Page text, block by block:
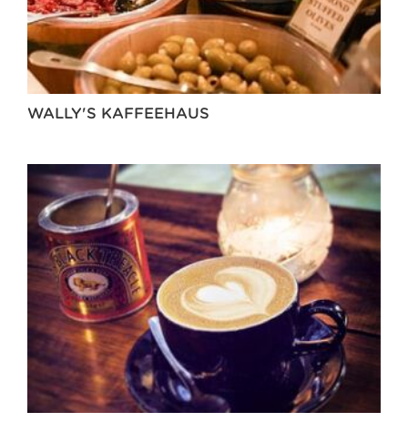
WALLY'S KAFFEEHAUS